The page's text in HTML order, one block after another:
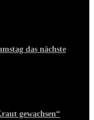
das nächste
gewachsen“